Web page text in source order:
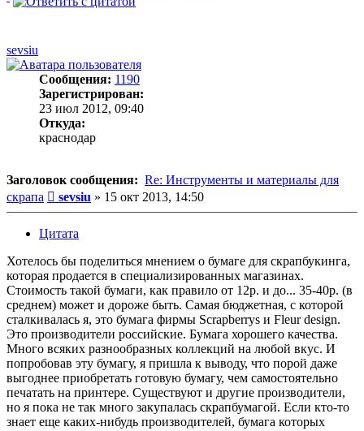
sevsiu
Сообщения: 1190
Зарегистрирован:
23 июл 2012, 09:40
Откуда:
краснодар
Заголовок сообщения: Re: Инструменты и материалы для
скрапа
Сообщение
sevsiu » 15 окт 2013, 14:50
Цитата
Хотелось бы поделиться мнением о бумаге для скрапбукинга,
которая продается в специализированных магазинах.
Стоимость такой бумаги, как правило от 12р. и до... 35-40р. (в
среднем) может и дороже быть. Самая бюджетная, с которой
сталкивалась я, это бумага фирмы Scrapberrys и Fleur design.
Это производители российские. Бумага хорошего качества.
Много всяких разнообразных коллекций на любой вкус. И
попробовав эту бумагу, я пришла к выводу, что порой даже
выгоднее приобретать готовую бумагу, чем самостоятельно
печатать на принтере. Существуют и другие производители,
но я пока не так много закупалась скрапбумагой. Если кто-то
знает еще каких-нибудь производителей, бумага которых